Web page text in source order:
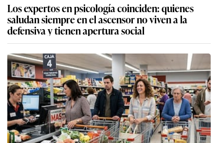
Los expertos en psicología coinciden: quienes
saludan siempre en el ascensor no viven a la
defensiva y tienen apertura social